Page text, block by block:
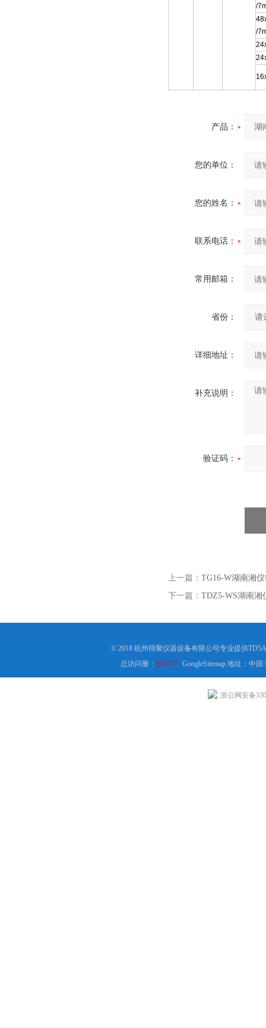
/
/
产品：
您的单位：
您的姓名：
联系电话：
常用邮箱：
省份：
详细地址：
补充说明：
验证码：
上一篇： TG16-W湖南湘
下一篇： TDZ5-WS湖南湘
© 2018 杭州得聚仪器设备有限公司专业提供
总访问量：355787 GoogleSitemap地址：中国
浙公网安备